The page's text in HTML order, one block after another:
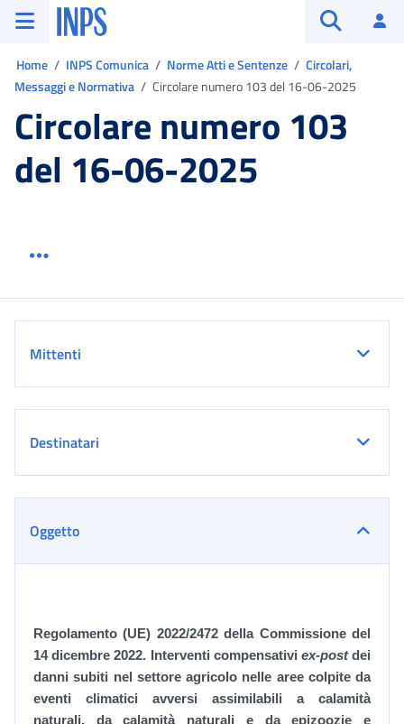
Vai al menu principale
Vai al contenuto principale
Vai al pie' di pagina
INPS ()
Home INPS Comunica Norme Atti e Sentenze
Circolari,
Messaggi e Normativa
Circolare numero 103 del 16-06-2025
Circolare numero 103
del 16-06-2025
Mittenti
Destinatari
Oggetto
Regolamento (UE) 2022/2472 della Commissione del
14 dicembre 2022. Interventi compensativi ex-postdei
danni subiti nel settore agricolo nelle aree colpite da
eventi climatici avversi assimilabili a calamità
naturali, da calamità naturali e da epizoozie e